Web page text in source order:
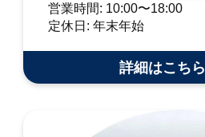
営業時間: 10:00〜18:00
定休日: 年末年始
詳細はこちら